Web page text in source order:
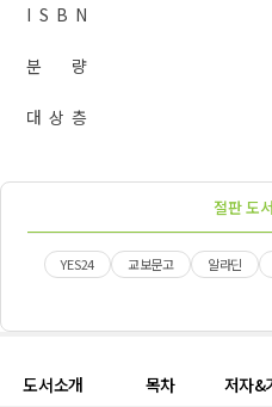
I S B N
분 량
대 상 층
절판 도
YES24 교보문고 알라딘
도서소개 목차 저자&